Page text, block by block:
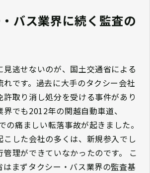
バス業界に続く監査の
見逃せないのが、国土交通省による
れです。過去に大手のタクシー会社
取り消し処分を受ける事件があり
でも2012年の関越自動車道、
の痛ましい転落事故が起きました。
こした会社の多くは、新規参入でし
管理ができていなかったのです。 こ
はまずタクシー・バス業界の監査基